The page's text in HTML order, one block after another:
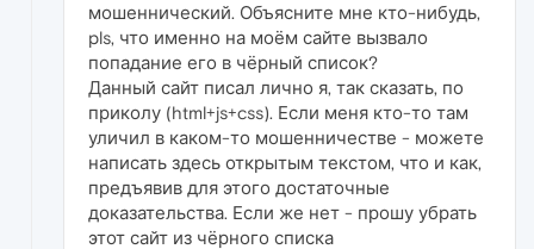
мошеннический. Объясните мне кто-нибудь,
pls, что именно на моём сайте вызвало
попадание его в чёрный список?
Данный сайт писал лично я, так сказать, по
приколу (html+js+css). Если меня кто-то там
уличил в каком-то мошенничестве - можете
написать здесь открытым текстом, что и как,
предъявив для этого достаточные
доказательства. Если же нет - прошу убрать
этот сайт из чёрного списка